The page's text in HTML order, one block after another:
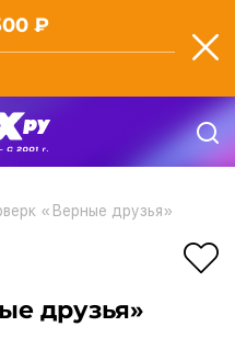
₽
«Верные друзья»
друзья»